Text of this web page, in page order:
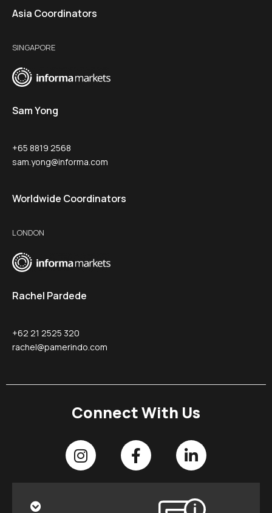
Asia Coordinators
SINGAPORE
Sam Yong
+65 8819 2568
sam.yong@informa.com
Worldwide Coordinators
LONDON
Rachel Pardede
+62 21 2525 320
rachel@pamerindo.com
Connect With Us